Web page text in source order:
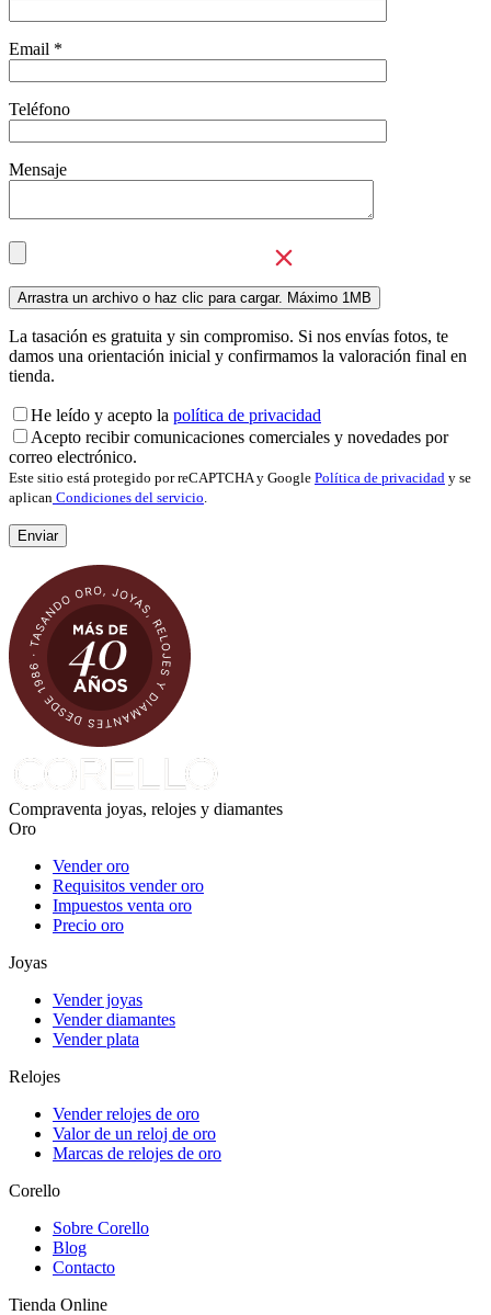
Email *
Teléfono
Mensaje
La tasación es gratuita y sin compromiso. Si nos envías fotos, te
damos una orientación inicial y confirmamos la valoración final en
tienda.
He leído y acepto la política de privacidad
Acepto recibir comunicaciones comerciales y novedades por
correo electrónico.
Este sitio está protegido por reCAPTCHA y Google Política de privacidad y se
aplican Condiciones del servicio
Compraventa joyas, relojes y diamantes
Oro
Vender oro
Requisitos vender oro
Impuestos venta oro
Precio oro
Joyas
Vender joyas
Vender diamantes
Vender plata
Relojes
Vender relojes de oro
Valor de un reloj de oro
Marcas de relojes de oro
Corello
Sobre Corello
Blog
Contacto
Tienda Online